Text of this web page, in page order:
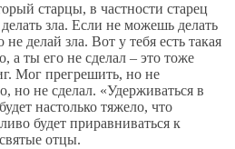
старцы, в частности старец
зла. Если не можешь делать
делай зла. Вот у тебя есть такая
а ты его не сделал – это тоже
Мог прегрешить, но не
но не сделал. «Удерживаться в
настолько тяжело, что
будет приравниваться к
отцы.